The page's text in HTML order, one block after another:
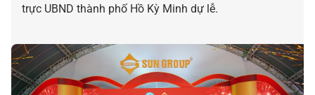
trực UBND thành phố Hồ Kỳ Minh dự lễ.